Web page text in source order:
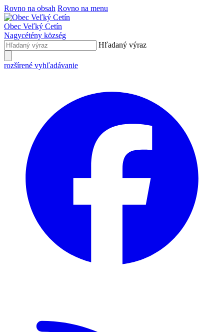
Rovno na obsah Rovno na menu
Obec Veľký Cetín
Nagycétény község
Hľadaný výraz
rozšírené vyhľadávanie